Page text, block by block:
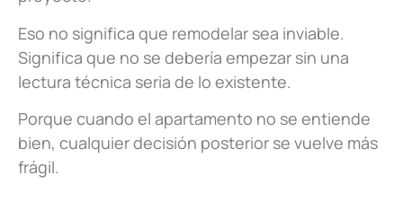
Eso no significa que remodelar sea inviable.
Significa que no se debería empezar sin una
lectura técnica seria de lo existente.
Porque cuando el apartamento no se entiende
bien, cualquier decisión posterior se vuelve más
frágil.